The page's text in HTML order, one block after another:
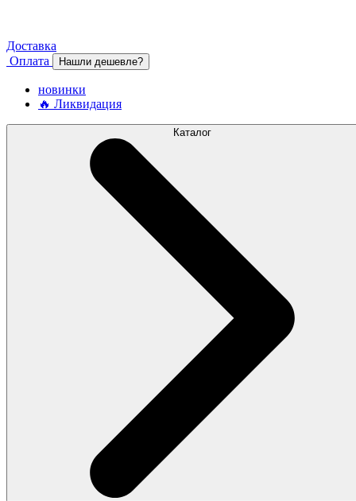
Доставка
Оплата
Нашли дешевле?
новинки
🔥 Ликвидация
Каталог